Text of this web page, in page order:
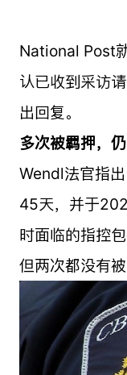
National Post
认已收到采访
出回复。
多次被羁押，
Wendl法官指
45天，并于
时面临的指控
但两次都没有被